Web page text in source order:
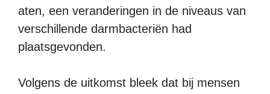
aten, een veranderingen in de niveaus van
verschillende darmbacteriën had
plaatsgevonden.
Volgens de uitkomst bleek dat bij mensen